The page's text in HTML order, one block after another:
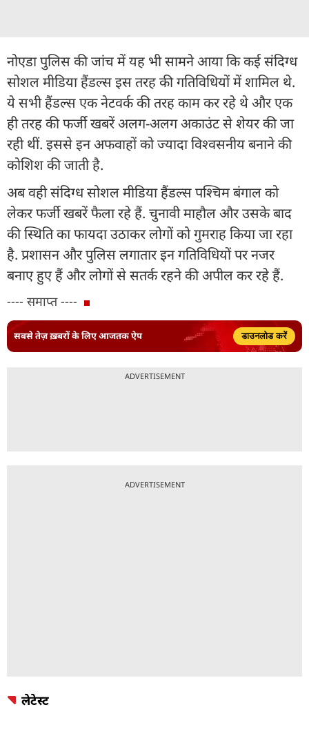
नोएडा पुलिस की जांच में यह भी सामने आया कि कई संदिग्ध
सोशल मीडिया हैंडल्स इस तरह की गतिविधियों में शामिल थे.
ये सभी हैंडल्स एक नेटवर्क की तरह काम कर रहे थे और एक
ही तरह की फर्जी खबरें अलग-अलग अकाउंट से शेयर की जा
रही थीं. इससे इन अफवाहों को ज्यादा विश्वसनीय बनाने की
कोशिश की जाती है.
अब वही संदिग्ध सोशल मीडिया हैंडल्स पश्चिम बंगाल को
लेकर फर्जी खबरें फैला रहे हैं. चुनावी माहौल और उसके बाद
की स्थिति का फायदा उठाकर लोगों को गुमराह किया जा रहा
है. प्रशासन और पुलिस लगातार इन गतिविधियों पर नजर
बनाए हुए हैं और लोगों से सतर्क रहने की अपील कर रहे हैं.
---- समाप्त ----
सबसे तेज़ ख़बरों के लिए आजतक ऐप डाउनलोड करें
ADVERTISEMENT
ADVERTISEMENT
लेटेस्ट